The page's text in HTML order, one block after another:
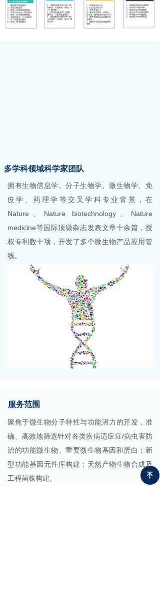
多学科领域科学家团队
拥有生物信息学、分子生物学、微生物学、免
疫学、药理学等交叉学科专业背景，在
Nature、Nature biotechnology、Nature
medicine等国际顶级杂志发表文章十余篇，授
权专利数十项，开发了多个微生物产品应用管
线。
聚焦于微生物分子特性与功能潜力的开发，准
确、高效地筛选针对各类疾病适应症/病虫害防
治的功能微生物、重要微生物基因和蛋白；新
型功能基因元件库构建；天然产物生物合成及
工程菌株构建。
服务范围
녠